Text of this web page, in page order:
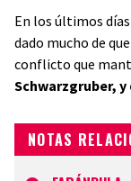
En los últimos
dado mucho de
conflicto que
Schwarzgruber,
NOTAS